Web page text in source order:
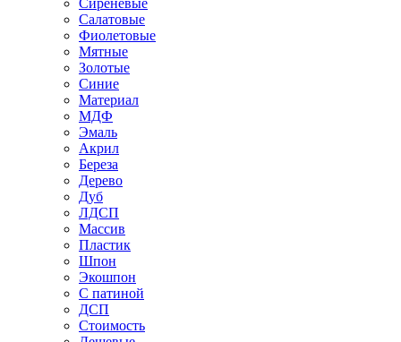
Сиреневые
Салатовые
Фиолетовые
Мятные
Золотые
Синие
Материал
МДФ
Эмаль
Акрил
Береза
Дерево
Дуб
ЛДСП
Массив
Пластик
Шпон
Экошпон
С патиной
ДСП
Стоимость